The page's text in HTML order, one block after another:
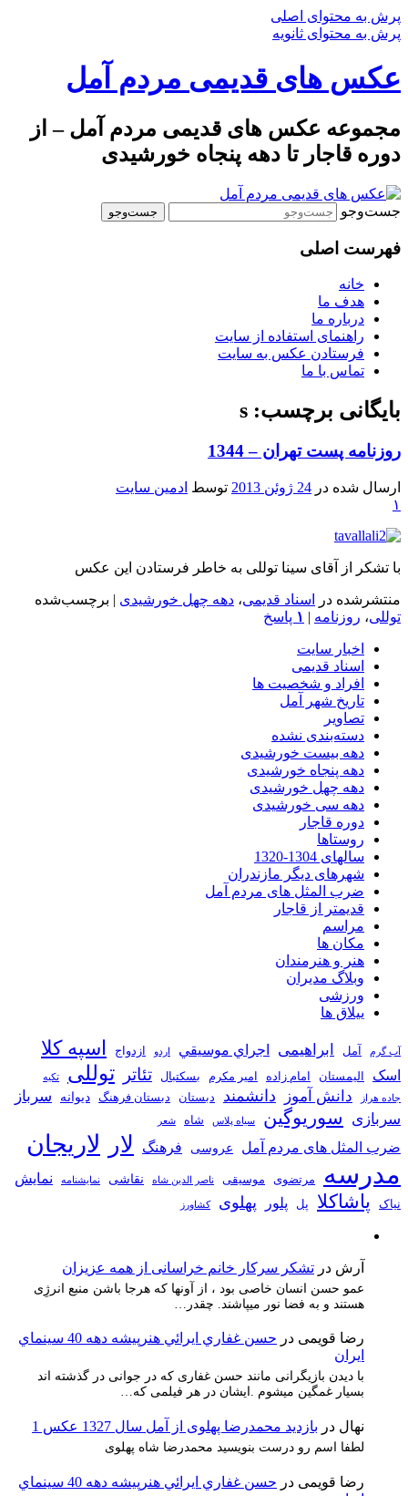
پرش به محتوای اصلی
پرش به محتوای ثانویه
عکس های قدیمی مردم آمل
مجموعه عکس های قدیمی مردم آمل – از
دوره قاجار تا دهه پنجاه خورشیدی
جست‌وجو
فهرست اصلی
خانه
هدف ما
درباره ما
راهنمای استفاده از سایت
فرستادن عکس به سایت
تماس با ما
بایگانی برچسب: s
روزنامه پست تهران – 1344
ارسال شده در 24 ژوئن 2013 توسط ادمین سایت
۱
با تشکر از آقای سینا توللی به خاطر فرستادن این عکس
منتشرشده در اسناد قدیمی، دهه چهل خورشیدی | برچسب‌شده
توللی، روزنامه | ۱ پاسخ
اخبار سایت
اسناد قدیمی
افراد و شخصیت ها
تاریخ شهر آمل
تصاویر
دسته‌بندی نشده
دهه بیست خورشیدی
دهه پنجاه خورشیدی
دهه چهل خورشیدی
دهه سی خورشیدی
دوره قاجار
روستاها
سالهای 1304-1320
شهرهای دیگر مازندران
ضرب المثل های مردم آمل
قدیمتر از قاجار
مراسم
مکان ها
هنر و هنرمندان
وبلاگ مدیران
ورزشی
ییلاق ها
آب گرم آمل ابراهیمی اجراي موسيقي اردو ازدواج اسپه کلا
اسک الیمستان امام زاده امیر مکرم بسکتبال تئاتر توللی تکیه
جاده هراز دانش آموز دانشمند دبستان دبستان فرهنگ دیوانه
سرباز
سربازی
سوریوگین سیاه پلاس شاه شعر
ضرب المثل های مردم آمل عروسی فرهنگ لار لاریجان
مدرسه مرتضوی موسیقی ناصر الدین شاه نقاشی نمايشنامه نمایش
نیاک پاشاکلا پل پلور پهلوی کشاورز
آرش در تشکر سرکار خانم خراسانی از همه عزیزان
عمو حسن انسان خاصی بود ، از آونها که هرجا باشن منبع انرژِی
هستند و به فضا نور میپاشند. چقدر…
رضا قویمی در
حسن غفاري ايرائي هنرپيشه دهه 40 سينماي
ايران
با دیدن بازیگرانی مانند حسن غفاری که در جوانی در گذشته اند
بسیار غمگین میشوم .ایشان در هر فیلمی که…
نهال در بازدید محمدرضا پهلوی از آمل سال 1327 عکس 1
لطفا اسم رو درست بنویسید محمدرضا شاه پهلوی
رضا قویمی در
حسن غفاري ايرائي هنرپيشه دهه 40 سينماي